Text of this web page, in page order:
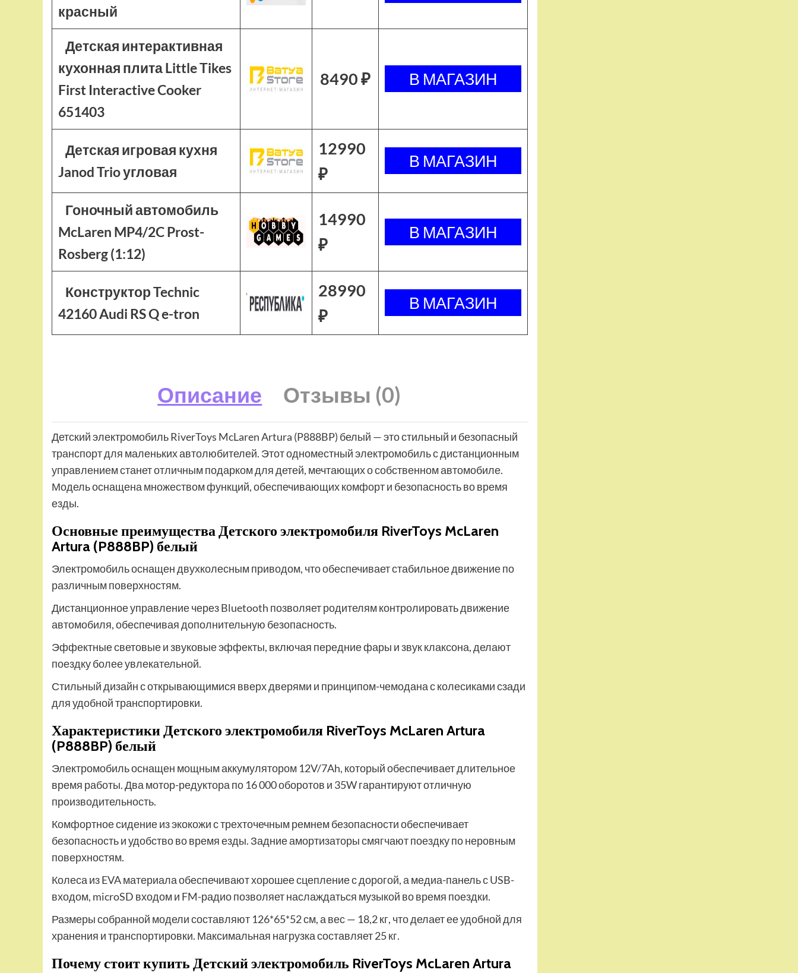
красный
Детская интерактивная
кухонная плита Little Tikes
First Interactive Cooker
651403
8490 ₽
Детская игровая кухня
Janod Trio угловая
12990
₽
Гоночный автомобиль
McLaren MP4/2C Prost-
Rosberg (1:12)
14990
₽
Конструктор Technic
42160 Audi RS Q e-tron
28990
₽
Описание Отзывы (0)
Детский электромобиль RiverToys McLaren Artura (P888BP) белый — это стильный и безопасный
транспорт для маленьких автолюбителей. Этот одноместный электромобиль с дистанционным
управлением станет отличным подарком для детей, мечтающих о собственном автомобиле.
Модель оснащена множеством функций, обеспечивающих комфорт и безопасность во время
езды.
Основные преимущества Детского электромобиля RiverToys McLaren
Artura (P888BP) белый
Электромобиль оснащен двухколесным приводом, что обеспечивает стабильное движение по
различным поверхностям.
Дистанционное управление через Bluetooth позволяет родителям контролировать движение
автомобиля, обеспечивая дополнительную безопасность.
Эффектные световые и звуковые эффекты, включая передние фары и звук клаксона, делают
поездку более увлекательной.
Стильный дизайн с открывающимися вверх дверями и принципом-чемодана с колесиками сзади
для удобной транспортировки.
Характеристики Детского электромобиля RiverToys McLaren Artura
(P888BP) белый
Электромобиль оснащен мощным аккумулятором 12V/7Ah, который обеспечивает длительное
время работы. Два мотор-редуктора по 16 000 оборотов и 35W гарантируют отличную
производительность.
Комфортное сидение из экокожи с трехточечным ремнем безопасности обеспечивает
безопасность и удобство во время езды. Задние амортизаторы смягчают поездку по неровным
поверхностям.
Колеса из EVA материала обеспечивают хорошее сцепление с дорогой, а медиа-панель с USB-
входом, microSD входом и FM-радио позволяет наслаждаться музыкой во время поездки.
Размеры собранной модели составляют 126*65*52 см, а вес — 18,2 кг, что делает ее удобной для
хранения и транспортировки. Максимальная нагрузка составляет 25 кг.
Почему стоит купить Детский электромобиль RiverToys McLaren Artura